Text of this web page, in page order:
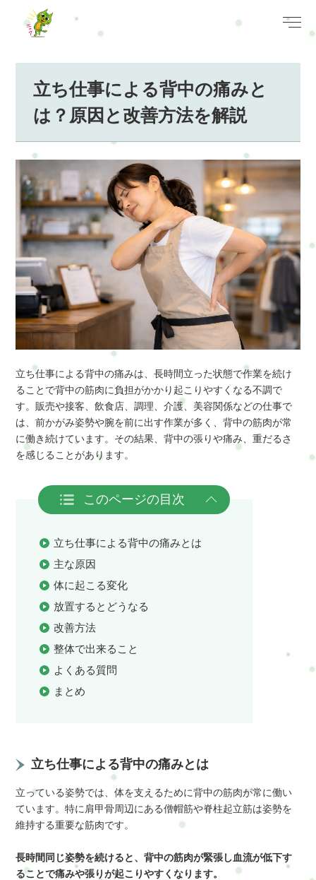
立ち仕事による背中の痛みと
は？原因と改善方法を解説
立ち仕事による背中の痛みは、長時間立った状態で作業を続け
ることで背中の筋肉に負担がかかり起こりやすくなる不調で
す。販売や接客、飲食店、調理、介護、美容関係などの仕事で
は、前かがみ姿勢や腕を前に出す作業が多く、背中の筋肉が常
に働き続けています。その結果、背中の張りや痛み、重だるさ
を感じることがあります。
このページの目次
立ち仕事による背中の痛みとは
主な原因
体に起こる変化
放置するとどうなる
改善方法
整体で出来ること
よくある質問
まとめ
立ち仕事による背中の痛みとは
立っている姿勢では、体を支えるために背中の筋肉が常に働い
ています。特に肩甲骨周辺にある僧帽筋や脊柱起立筋は姿勢を
維持する重要な筋肉です。
長時間同じ姿勢を続けると、背中の筋肉が緊張し血流が低下す
ることで痛みや張りが起こりやすくなります。